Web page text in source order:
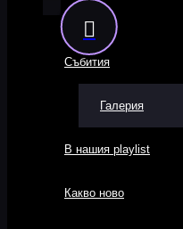
Видео
Събития
Галерия
В нашия playlist
Какво ново